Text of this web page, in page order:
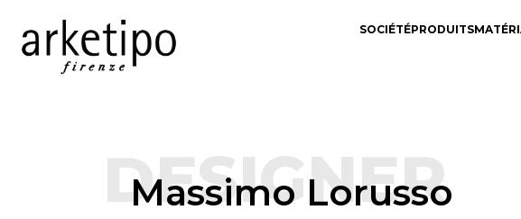
SOCIÉTÉPRODUITS
DESIGNER
Massimo Lorusso